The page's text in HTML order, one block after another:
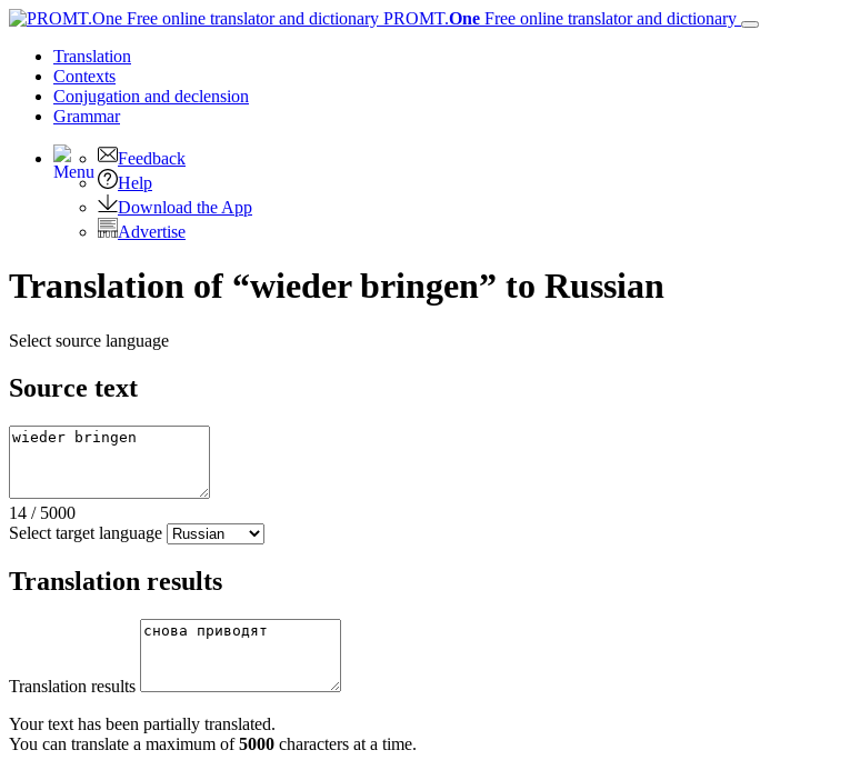
PROMT.One Free online translator and dictionary
Translation
Contexts
Conjugation and declension
Grammar
Feedback
Help
Download the App
Advertise
Translation of “wieder bringen” to Russian
Select source language
Source text
14 / 5000
Select target language
Translation results
Translation results
Your text has been partially translated.
You can translate a maximum of5000 characters at a time.